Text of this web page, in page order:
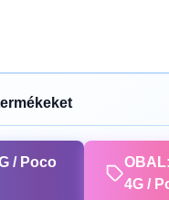
/ Poco
4G /